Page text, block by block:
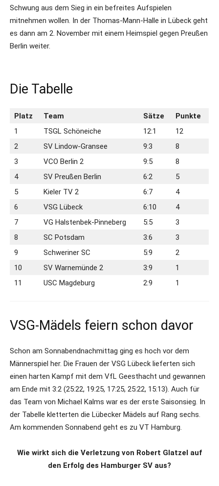
Schwung aus dem Sieg in ein befreites Aufspielen
mitnehmen wollen. In der Thomas-Mann-Halle in Lübeck geht
es dann am 2. November mit einem Heimspiel gegen Preußen
Berlin weiter.
Die Tabelle
Platz Team Sätze
Punkte
1
TSGL Schöneiche 12:1
12
2
SV Lindow-Gransee 9:3
8
3
VCO Berlin 2 9:5
8
4
SV Preußen Berlin 6:2
5
5
Kieler TV 2 6:7
4
6
VSG Lübeck 6:10
4
7
VG Halstenbek-Pinneberg 5:5
3
8
SC Potsdam 3:6
3
9
Schweriner SC 5:9
2
10
SV Warnemünde 2 3:9
1
11
USC Magdeburg 2:9 1
VSG-Mädels feiern schon davor
Schon am Sonnabendnachmittag ging es hoch vor dem
Männerspiel her. Die Frauen der VSG Lübeck lieferten sich
einen harten Kampf mit dem VfL Geesthacht und gewannen
am Ende mit 3:2 (25:22, 19:25, 17:25, 25:22, 15:13). Auch für
das Team von Michael Kalms war es der erste Saisonsieg. In
der Tabelle kletterten die Lübecker Mädels auf Rang sechs.
Am kommenden Sonnabend geht es zu VT Hamburg.
Wie wirkt sich die Verletzung von Robert Glatzel auf
den Erfolg des Hamburger SV aus?